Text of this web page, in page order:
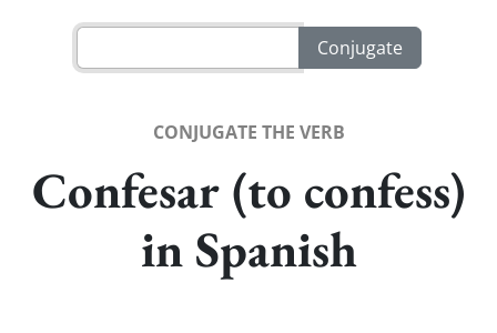
CONJUGATE THE VERB
Confesar (to confess)
in Spanish